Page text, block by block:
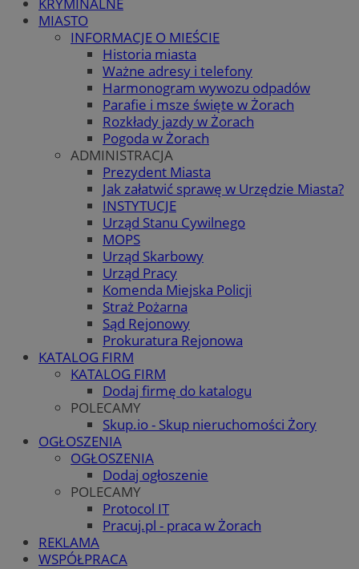
MIASTO
INFORMACJE O MIEŚCIE
Historia miasta
Ważne adresy i telefony
Harmonogram wywozu odpadów
Parafie i msze święte w Żorach
Rozkłady jazdy w Żorach
Pogoda w Żorach
ADMINISTRACJA
Prezydent Miasta
Jak załatwić sprawę w Urzędzie Miasta?
INSTYTUCJE
Urząd Stanu Cywilnego
MOPS
Urząd Skarbowy
Urząd Pracy
Komenda Miejska Policji
Straż Pożarna
Sąd Rejonowy
Prokuratura Rejonowa
KATALOG FIRM
KATALOG FIRM
Dodaj firmę do katalogu
POLECAMY
Skup.io - Skup nieruchomości Żory
OGŁOSZENIA
OGŁOSZENIA
Dodaj ogłoszenie
POLECAMY
Protocol IT
Pracuj.pl - praca w Żorach
REKLAMA
WSPÓŁPRACA